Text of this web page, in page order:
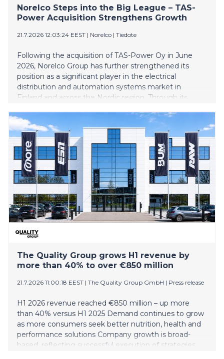
Norelco Steps into the Big League – TAS-
Power Acquisition Strengthens Growth
21.7.2026 12:03:24 EEST | Norelco | Tiedote
Following the acquisition of TAS-Power Oy in June
2026, Norelco Group has further strengthened its
position as a significant player in the electrical
distribution and automation systems market in
Finland and across the Nordic region. Through its
of major industrial companies in its field. “Norelco
Group is on its journey to becoming the most
preferred partner for electrical and automation
solutions in the Nordic countries, pursuing growth
through both organic development and potential
future acquisitions,” says Ari Hämäläinen, CEO of
Norelco Group.
The Quality Group grows H1 revenue by
more than 40% to over €850 million
21.7.2026 11:00:18 EEST | The Quality Group GmbH | Press release
H1 2026 revenue reached €850 million – up more
than 40% versus H1 2025 Demand continues to grow
as more consumers seek better nutrition, health and
performance solutions Company growth is broad-
based, reflecting successful execution of strategies